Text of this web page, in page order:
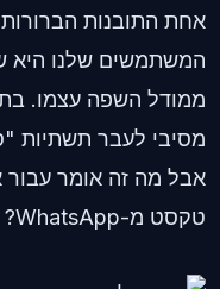
המשתמשים שלנו
ממודל השפה עצמו.
אבל מה זה אומר עבור
טקסט מ-WhatsApp?